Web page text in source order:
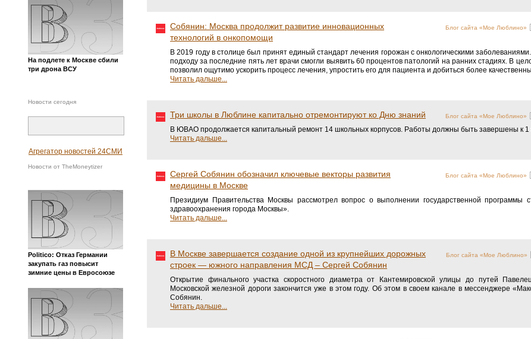
На подлете к Москве сбили
три дрона ВСУ
Новости сегодня
Агрегатор новостей 24СМИ
Новости от TheMoneytizer
Politico: Отказ Германии
закупать газ повысит
зимние цены в Евросоюзе
Блог сайта «Мое Люблино»
Собянин: Москва продолжит развитие инновационных
технологий в онкопомощи
В 2019 году в столице был принят единый стандарт лечения горожан с онкологическими
подходу за последние пять лет врачи смогли выявить 60 процентов патологий на ранних стадиях. В
позволил ощутимо ускорить процесс лечения, упростить его для пациента и добиться более
Читать дальше...
Блог сайта «Мое Люблино»
Три школы в Люблине капитально отремонтируют ко Дню знаний
В ЮВАО продолжается капитальный ремонт 14 школьных корпусов. Работы должны быть завершены к 1
Читать дальше...
Блог сайта «Мое Люблино»
Сергей Собянин обозначил ключевые векторы развития
медицины в Москве
Президиум Правительства Москвы рассмотрел вопрос о выполнении государственной программы
здравоохранения города Москвы».
Читать дальше...
Блог сайта «Мое Люблино»
В Москве завершается создание одной из крупнейших дорожных
строек — южного направления МСД – Сергей Собянин
Открытие финального участка скоростного диаметра от Кантемировской улицы до путей
Московской железной дороги закончится уже в этом году. Об этом в своем канале в мессенджере
Собянин.
Читать дальше...